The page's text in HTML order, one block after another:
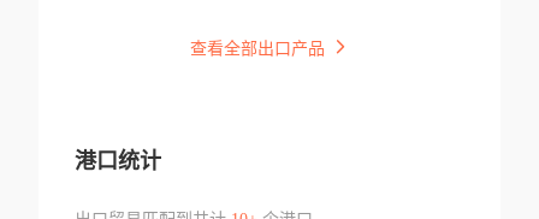
查看全部出口产品
港口统计